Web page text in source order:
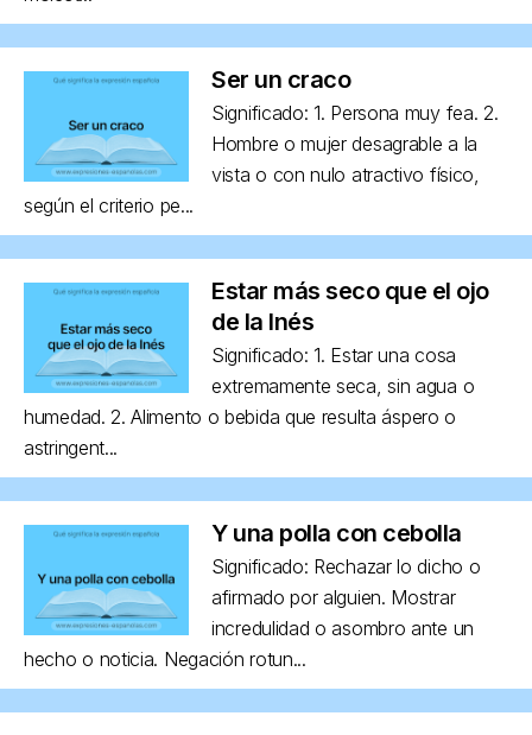
Ser un craco
Significado: 1. Persona muy fea. 2.
Hombre o mujer desagrable a la
vista o con nulo atractivo físico,
según el criterio pe...
Estar más seco que el ojo
de la Inés
Significado: 1. Estar una cosa
extremamente seca, sin agua o
humedad. 2. Alimento o bebida que resulta áspero o
astringent...
Y una polla con cebolla
Significado: Rechazar lo dicho o
afirmado por alguien. Mostrar
incredulidad o asombro ante un
hecho o noticia. Negación rotun...